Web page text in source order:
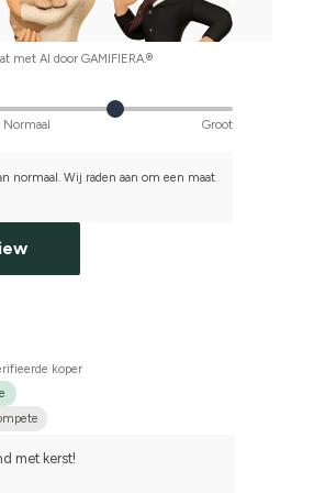
met AI door GAMIFIERA.®
Normaal Groot
normaal. Wij raden aan om een maat
koper
met kerst!